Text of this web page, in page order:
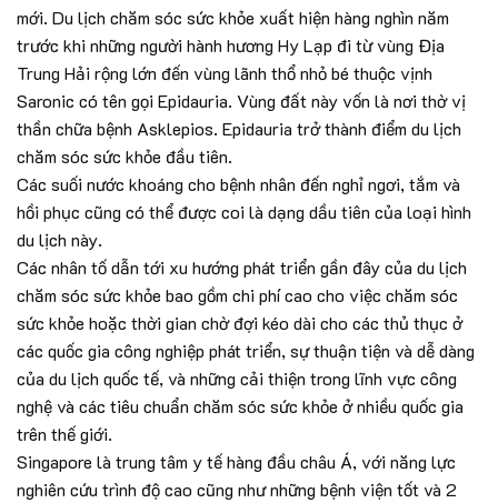
mới. Du lịch chăm sóc sức khỏe xuất hiện hàng nghìn năm
trước khi những người hành hương Hy Lạp đi từ vùng Địa
Trung Hải rộng lớn đến vùng lãnh thổ nhỏ bé thuộc vịnh
Saronic có tên gọi Epidauria. Vùng đất này vốn là nơi thờ vị
thần chữa bệnh Asklepios. Epidauria trở thành điểm du lịch
chăm sóc sức khỏe đầu tiên.
Các suối nước khoáng cho bệnh nhân đến nghỉ ngơi, tắm và
hồi phục cũng có thể được coi là dạng dầu tiên của loại hình
du lịch này.
Các nhân tố dẫn tới xu hướng phát triển gần đây của du lịch
chăm sóc sức khỏe bao gồm chi phí cao cho việc chăm sóc
sức khỏe hoặc thời gian chờ đợi kéo dài cho các thủ thục ở
các quốc gia công nghiệp phát triển, sự thuận tiện và dễ dàng
của du lịch quốc tế, và những cải thiện trong lĩnh vực công
nghệ và các tiêu chuẩn chăm sóc sức khỏe ở nhiều quốc gia
trên thế giới.
Singapore là trung tâm y tế hàng đầu châu Á, với năng lực
nghiên cứu trình độ cao cũng như những bệnh viện tốt và 2